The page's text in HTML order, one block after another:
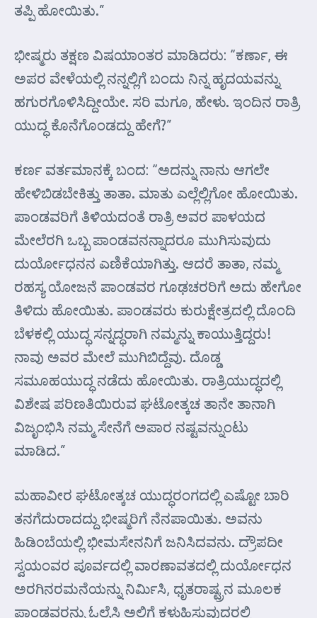
ತಪ್ಪಿ ಹೋಯಿತು.”
ಭೀಷ್ಮರು ತಕ್ಷಣ ವಿಷಯಾಂತರ ಮಾಡಿದರು: “ಕರ್ಣಾ, ಈ
ಅಪರ ವೇಳೆಯಲ್ಲಿ ನನ್ನಲ್ಲಿಗೆ ಬಂದು ನಿನ್ನ ಹೃದಯವನ್ನು
ಹಗುರಗೊಳಿಸಿದ್ದೀಯೇ. ಸರಿ ಮಗೂ, ಹೇಳು. ಇಂದಿನ ರಾತ್ರಿ
ಯುದ್ಧ ಕೊನೆಗೊಂಡದ್ದು ಹೇಗೆ?”
ಕರ್ಣ ವರ್ತಮಾನಕ್ಕೆ ಬಂದ: “ಅದನ್ನು ನಾನು ಆಗಲೇ
ಹೇಳಿಬಿಡಬೇಕಿತ್ತು ತಾತಾ. ಮಾತು ಎಲ್ಲೆಲ್ಲಿಗೋ ಹೋಯಿತು.
ಪಾಂಡವರಿಗೆ ತಿಳಿಯದಂತೆ ರಾತ್ರಿ ಅವರ ಪಾಳಯದ
ಮೇಲೆರಗಿ ಒಬ್ಬ ಪಾಂಡವನನ್ನಾದರೂ ಮುಗಿಸುವುದು
ದುರ್ಯೋಧನನ ಎಣಿಕೆಯಾಗಿತ್ತು. ಆದರೆ ತಾತಾ, ನಮ್ಮ
ರಹಸ್ಯ ಯೋಜನೆ ಪಾಂಡವರ ಗೂಢಚರರಿಗೆ ಅದು ಹೇಗೋ
ತಿಳಿದು ಹೋಯಿತು. ಪಾಂಡವರು ಕುರುಕ್ಷೇತ್ರದಲ್ಲಿ ದೊಂದಿ
ಬೆಳಕಲ್ಲಿ ಯುದ್ಧ ಸನ್ನದ್ಧರಾಗಿ ನಮ್ಮನ್ನು ಕಾಯುತ್ತಿದ್ದರು!
ನಾವು ಅವರ ಮೇಲೆ ಮುಗಿಬಿದ್ದೆವು. ದೊಡ್ಡ
ಸಮೂಹಯುದ್ಧ ನಡೆದು ಹೋಯಿತು. ರಾತ್ರಿಯುದ್ಧದಲ್ಲಿ
ವಿಶೇಷ ಪರಿಣತಿಯಿರುವ ಘಟೋತ್ಕಚ ತಾನೇ ತಾನಾಗಿ
ವಿಜೃಂಭಿಸಿ ನಮ್ಮ ಸೇನೆಗೆ ಅಪಾರ ನಷ್ಟವನ್ನುಂಟು
ಮಾಡಿದ.”
ಮಹಾವೀರ ಘಟೋತ್ಕಚ ಯುದ್ಧರಂಗದಲ್ಲಿ ಎಷ್ಟೋ ಬಾರಿ
ತನಗೆದುರಾದದ್ದು ಭೀಷ್ಮರಿಗೆ ನೆನಪಾಯಿತು. ಅವನು
ಹಿಡಿಂಬೆಯಲ್ಲಿ ಭೀಮಸೇನನಿಗೆ ಜನಿಸಿದವನು. ದ್ರೌಪದೀ
ಸ್ವಯಂವರ ಪೂರ್ವದಲ್ಲಿ ವಾರಣಾವತದಲ್ಲಿ ದುರ್ಯೋಧನ
ಅರಗಿನರಮನೆಯನ್ನು ನಿರ್ಮಿಸಿ, ಧೃತರಾಷ್ಟ್ರನ ಮೂಲಕ
ಪಾಂಡವರನ್ನು ಓಲೈಸಿ ಅಲ್ಲಿಗೆ ಕಳುಹಿಸುವುದರಲ್ಲಿ